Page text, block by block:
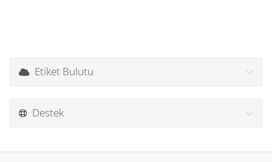
Etiket Bulutu
Destek